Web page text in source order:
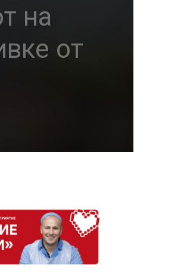
на
от